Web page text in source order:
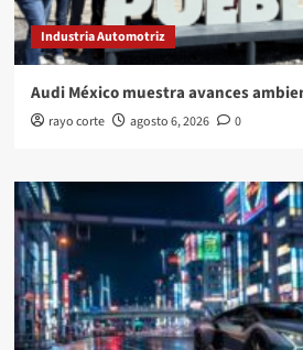
Industria Automotriz
Audi México muestra avances
rayo corte agosto 6, 2026 0